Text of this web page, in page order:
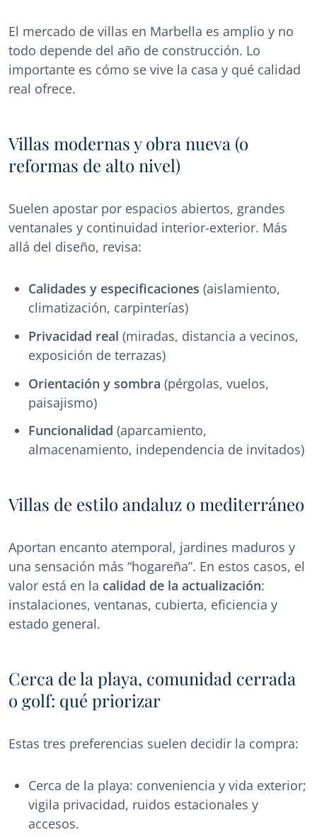
El mercado de villas en Marbella es amplio y no
todo depende del año de construcción. Lo
importante es cómo se vive la casa y qué calidad
real ofrece.
Villas modernas y obra nueva (o
reformas de alto nivel)
Suelen apostar por espacios abiertos, grandes
ventanales y continuidad interior-exterior. Más
allá del diseño, revisa:
Calidades y especificaciones (aislamiento,
climatización, carpinterías)
Privacidad real (miradas, distancia a vecinos,
exposición de terrazas)
Orientación y sombra (pérgolas, vuelos,
paisajismo)
Funcionalidad (aparcamiento,
almacenamiento, independencia de invitados)
Villas de estilo andaluz o mediterráneo
Aportan encanto atemporal, jardines maduros y
una sensación más “hogareña”. En estos casos, el
valor está en la calidad de la actualización:
instalaciones, ventanas, cubierta, eficiencia y
estado general.
Cerca de la playa, comunidad cerrada
o golf: qué priorizar
Estas tres preferencias suelen decidir la compra:
Cerca de la playa: conveniencia y vida exterior;
vigila privacidad, ruidos estacionales y
accesos.